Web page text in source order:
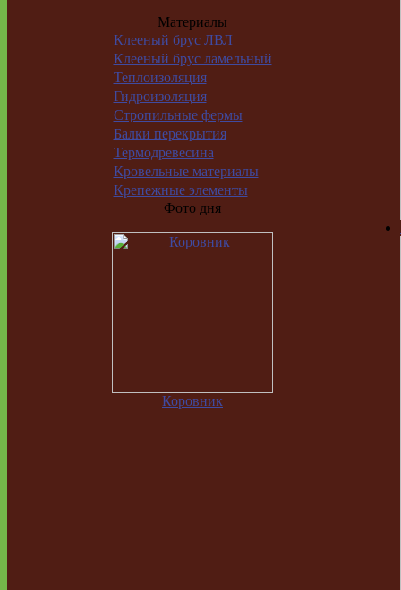
Материалы
Клееный брус ЛВЛ
Клееный брус ламельный
Теплоизоляция
Гидроизоляция
Стропильные фермы
Балки перекрытия
Термодревесина
Кровельные материалы
Крепежные элементы
Фото дня
Коровник